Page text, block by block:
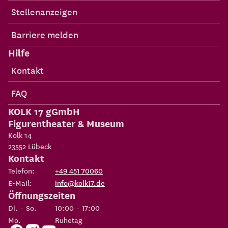
Stellenanzeigen
Barriere melden
Hilfe
Kontakt
FAQ
KOLK 17 gGmbH
Figurentheater & Museum
Kolk 14
23552 Lübeck
Kontakt
Telefon:
+49 451 70060
E-Mail:
info@kolk17.de
Öffnungszeiten
Di. – So.
10:00 – 17:00
Mo.
Ruhetag